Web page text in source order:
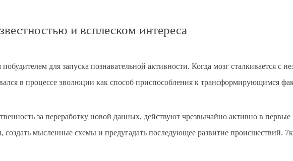
и всплеском интереса
для запуска познавательной активности. Когда мозг сталкивается с
в процессе эволюции как способ приспособления к трансформирующимся
за переработку новой данных, действуют чрезвычайно активно в
мысленные схемы и предугадать последующее развитие происшествий.